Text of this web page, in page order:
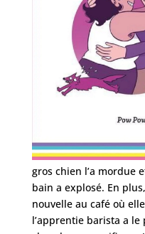
gros chien l’a mordue
bain a explosé. En
nouvelle au café où
l’apprentie barista a